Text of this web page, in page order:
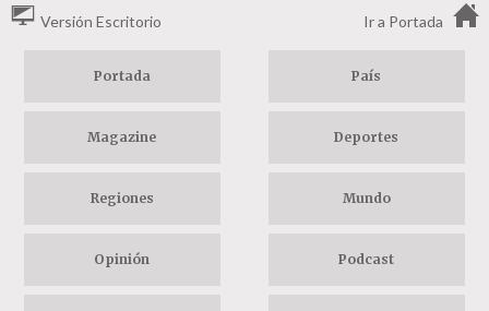
Versión Escritorio Ir a Portada
Portada País
Magazine Deportes
Regiones Mundo
Opinión Podcast